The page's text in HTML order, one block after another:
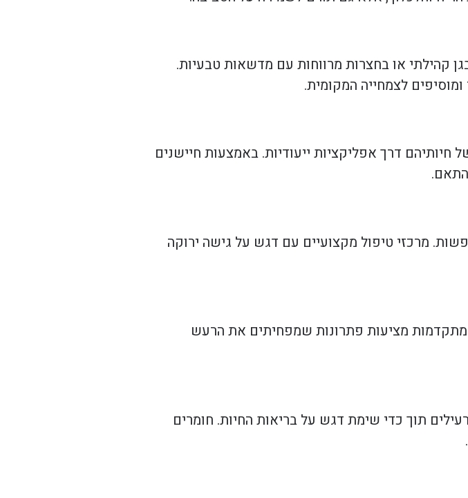
קהילתי או בחצרות מרווחות עם מדשאות טבעיות.
לצמחייה המקומית.
דרך אפליקציות ייעודיות. באמצעות חיישנים
מרכזי טיפול מקצועיים עם דגש על גישה ירוקה
מתקדמות מציעות פתרונות שמפחיתים את הרעש
תוך כדי שימת דגש על בריאות החיות. חומרים